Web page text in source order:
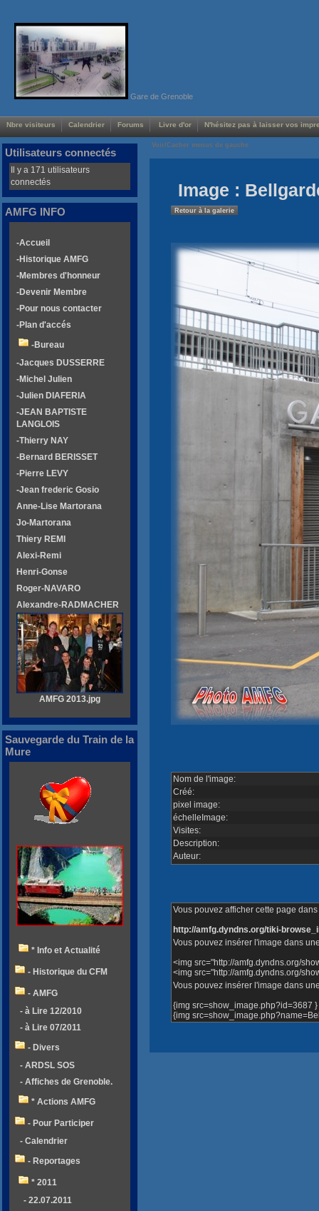
Gare de Grenoble
Nbre visiteurs Calendrier Forums Livre d'or N'hésitez pas à laisser vos
Voir/Cacher menus de gauche
Image :
Retour à la galerie
Nom de l'image:
Créé:
pixel image:
échelleImage:
Visites:
Description:
Auteur:
Vous pouvez afficher cette page
http://amfg.dyndns.org/tiki-
Vous pouvez insérer l'image dans
<img src="http://amfg.dyndns.org/
<img src="http://amfg.dyndns.org/
Vous pouvez insérer l'image dans
{img src=show_image.php?id=3687 }
{img
Utilisateurs connectés
Il y a 171 utilisateurs
connectés
AMFG INFO
-Accueil
-Historique AMFG
-Membres d'honneur
-Devenir Membre
-Pour nous contacter
-Plan d'accés
-Bureau
-Jacques DUSSERRE
-Michel Julien
-Julien DIAFERIA
-JEAN BAPTISTE
LANGLOIS
-Thierry NAY
-Bernard BERISSET
-Pierre LEVY
-Jean frederic Gosio
Anne-Lise Martorana
Jo-Martorana
Thiery REMI
Alexi-Remi
Henri-Gonse
Roger-NAVARO
Alexandre-RADMACHER
AMFG 2013.jpg
Sauvegarde du Train de la
Mure
* Info et Actualité
- Historique du CFM
- AMFG
- à Lire 12/2010
- à Lire 07/2011
- Divers
- ARDSL SOS
- Affiches de Grenoble.
* Actions AMFG
- Pour Participer
- Calendrier
- Reportages
* 2011
- 22.07.2011